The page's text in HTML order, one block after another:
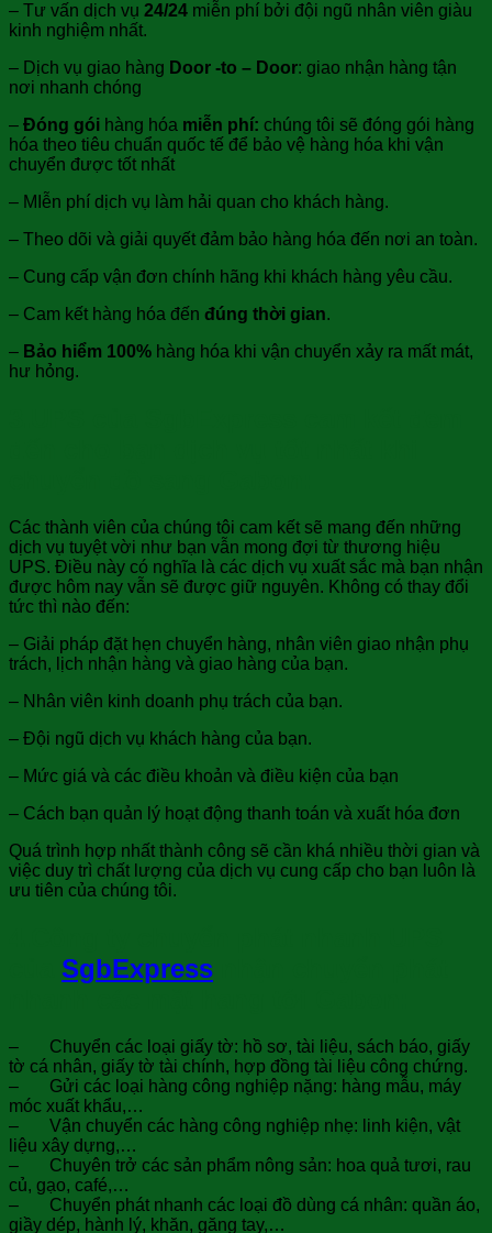
– Tư vấn dịch vụ 24/24 miễn phí bởi đội ngũ nhân viên giàu
kinh nghiệm nhất.
– Dịch vụ giao hàng Door -to – Door: giao nhận hàng tận
nơi nhanh chóng
– Đóng gói hàng hóa miễn phí: chúng tôi sẽ đóng gói hàng
hóa theo tiêu chuẩn quốc tế để bảo vệ hàng hóa khi vận
chuyển được tốt nhất
– MIễn phí dịch vụ làm hải quan cho khách hàng.
– Theo dõi và giải quyết đảm bảo hàng hóa đến nơi an toàn.
– Cung cấp vận đơn chính hãng khi khách hàng yêu cầu.
– Cam kết hàng hóa đến đúng thời gian.
– Bảo hiểm 100% hàng hóa khi vận chuyển xảy ra mất mát,
hư hỏng.
Các thành viên của chúng tôi cam kết sẽ mang đến những
dịch vụ tuyệt vời như bạn vẫn mong đợi từ thương hiệu
UPS. Điều này có nghĩa là các dịch vụ xuất sắc mà bạn nhận
được hôm nay vẫn sẽ được giữ nguyên. Không có thay đổi
tức thì nào đến:
– Giải pháp đặt hẹn chuyển hàng, nhân viên giao nhận phụ
trách, lịch nhận hàng và giao hàng của bạn.
– Nhân viên kinh doanh phụ trách của bạn.
– Đội ngũ dịch vụ khách hàng của bạn.
– Mức giá và các điều khoản và điều kiện của bạn
– Cách bạn quản lý hoạt động thanh toán và xuất hóa đơn
Quá trình hợp nhất thành công sẽ cần khá nhiều thời gian và
việc duy trì chất lượng của dịch vụ cung cấp cho bạn luôn là
ưu tiên của chúng tôi.
SgbExpress
– Chuyển các loại giấy tờ: hồ sơ, tài liệu, sách báo, giấy
tờ cá nhân, giấy tờ tài chính, hợp đồng tài liệu công chứng.
– Gửi các loại hàng công nghiệp nặng: hàng mẫu, máy
móc xuất khẩu,…
– Vận chuyển các hàng công nghiệp nhẹ: linh kiện, vật
liệu xây dựng,…
– Chuyên trở các sản phẩm nông sản: hoa quả tươi, rau
củ, gạo, café,…
– Chuyển phát nhanh các loại đồ dùng cá nhân: quần áo,
giầy dép, hành lý, khăn, găng tay,…